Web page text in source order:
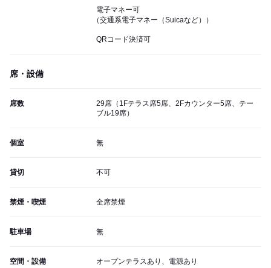
電子マネー可
（交通系電子マネー（Suicaなど））
QRコード決済可
席・設備
席数
29席（1Fテラス席5席、2Fカウンター5席、テー
ブル19席）
個室 無
貸切 不可
禁煙・喫煙 全席禁煙
駐車場 無
空間・設備 オープンテラスあり、電源あり